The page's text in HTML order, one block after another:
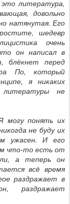
литература,
довольно
натянутая. Его
шедевр
очень
он написал в
блёкнет перед
По, который
я никаких
не
могу понять их
не буду их
ужасен. И его
что-то есть от
а теперь он
всё время
раздражает в
раздражает